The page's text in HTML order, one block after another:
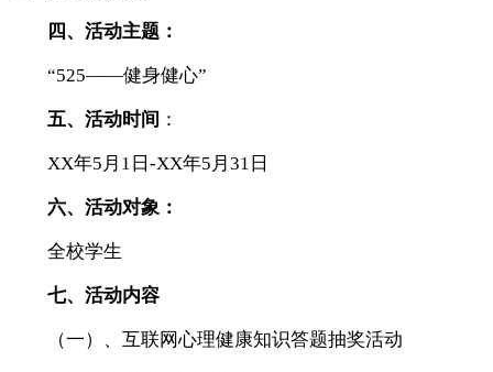
四、活动主题：
“525——健身健心”
五、活动时间 ：
XX年5月1日-XX年5月31日
六、活动对象：
全校学生
七、活动内容
（一）、互联网心理健康知识答题抽奖活动